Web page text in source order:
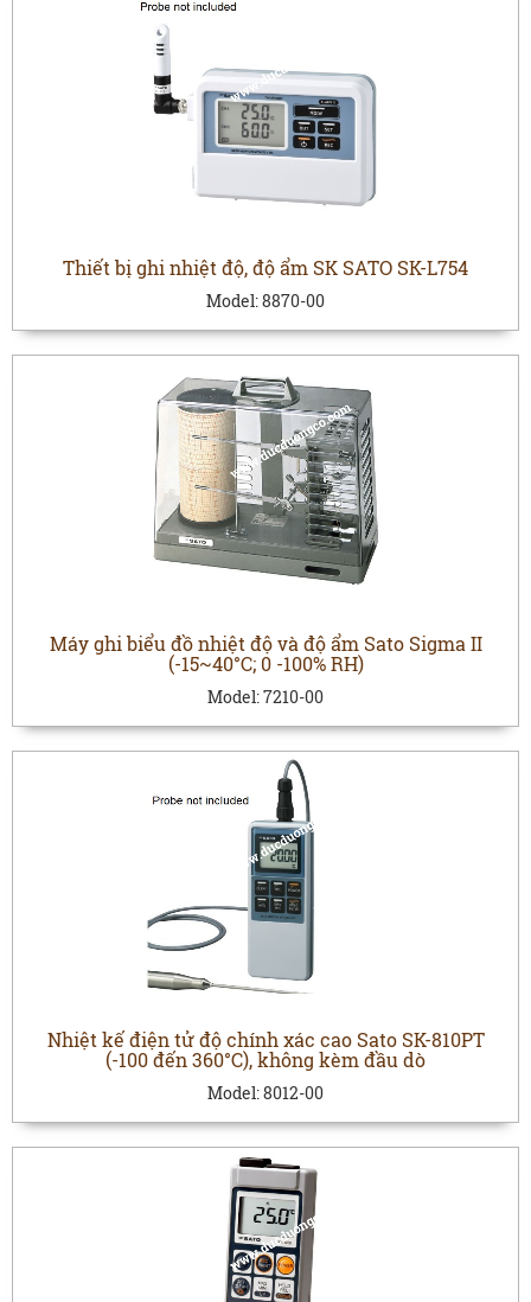
Thiết bị ghi nhiệt độ, độ ẩm SK SATO SK-L754
Model:8870-00
Máy ghi biểu đồ nhiệt độ và độ ẩm Sato Sigma II
(-15~40°C; 0 -100% RH)
Model:7210-00
Nhiệt kế điện tử độ chính xác cao Sato SK-810PT
(-100 đến 360°C), không kèm đầu dò
Model:8012-00